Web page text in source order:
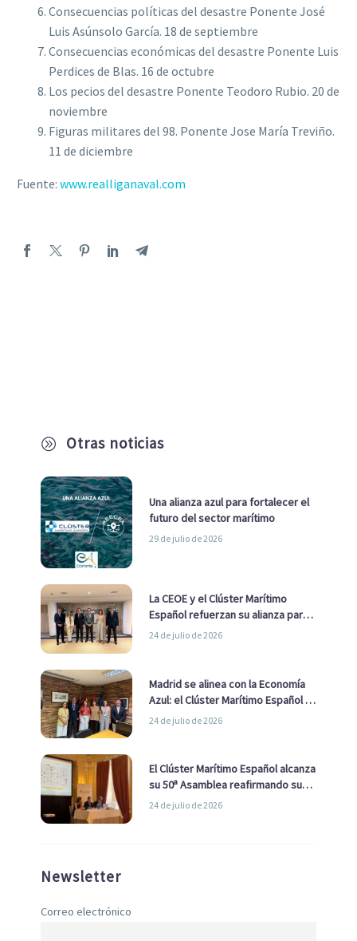
A Otras noticias
Una alianza azul para fortalecer el
futuro del sector marítimo
29 de julio de 2026
La CEOE y el Clúster Marítimo
Español refuerzan su alianza para
impulsar una estrategia Nacional
24 de julio de 2026
Madrid se alinea con la Economía
Azul: el Clúster Marítimo Español y
la Real Liga Naval avanzan alianzas
24 de julio de 2026
El Clúster Marítimo Español alcanza
su 50ª Asamblea reafirmando su
liderazgo en la Economía Azul
24 de julio de 2026
Newsletter
Correo electrónico
Consecuencias políticas del desastre Ponente José
Luis Asúnsolo García. 18 de septiembre
Consecuencias económicas del desastre Ponente Luis
Perdices de Blas. 16 de octubre
Los pecios del desastre Ponente Teodoro Rubio. 20 de
noviembre
Figuras militares del 98. Ponente Jose María Treviño.
11 de diciembre
Fuente: www.realliganaval.com